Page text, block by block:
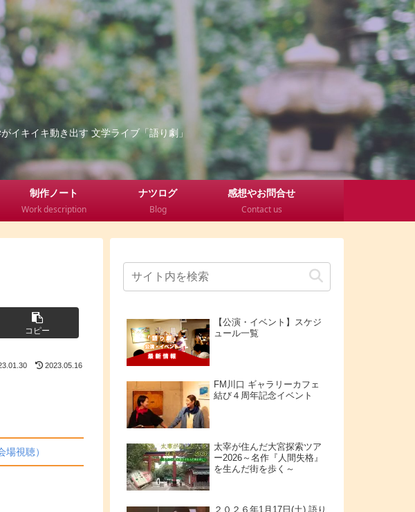
イキイキ動き出す 文学ライブ「語り劇」
制作ノート
Work description
ナツログ
Blog
感想やお問合せ
Contact us
コピー
2023.05.16
場視聴）
【公演・イベント】スケジ
ュール一覧
FM川口 ギャラリーカフェ
結び４周年記念イベント
太宰が住んだ大宮探索ツア
ー2026～名作『人間失格』
を生んだ街を歩く～
２０２６年1月17日(土) 語り